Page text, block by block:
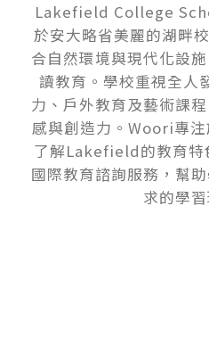
Lakefield College
於安大略省美麗的湖畔
合自然環境與現代化設
讀教育。學校重視全人
力、戶外教育及藝術課
感與創造力。Woori專
了解Lakefield的教育特
國際教育諮詢服務，幫
求的學習